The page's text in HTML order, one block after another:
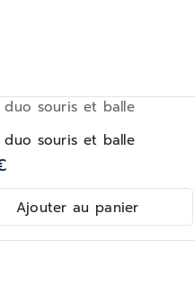
duo souris et balle
Ajouter au panier